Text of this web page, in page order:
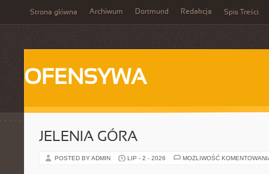
Strona główna Archiwum Dortmund Redakcja Spis Treści
OFENSYWA
JELENIA GÓRA
POSTED BY ADMIN LIP - 2 - 2026 MOŻLIWOŚĆ